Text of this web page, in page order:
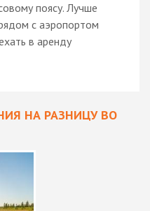
поясу. Лучше
с аэропортом
в аренду
НА РАЗНИЦУ ВО